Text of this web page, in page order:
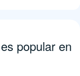
popular en